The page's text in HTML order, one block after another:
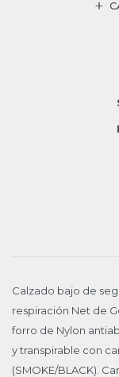
Calzado bajo de
respiración Net de
forro de Nylon
y transpirable con
(SMOKE/BLACK).